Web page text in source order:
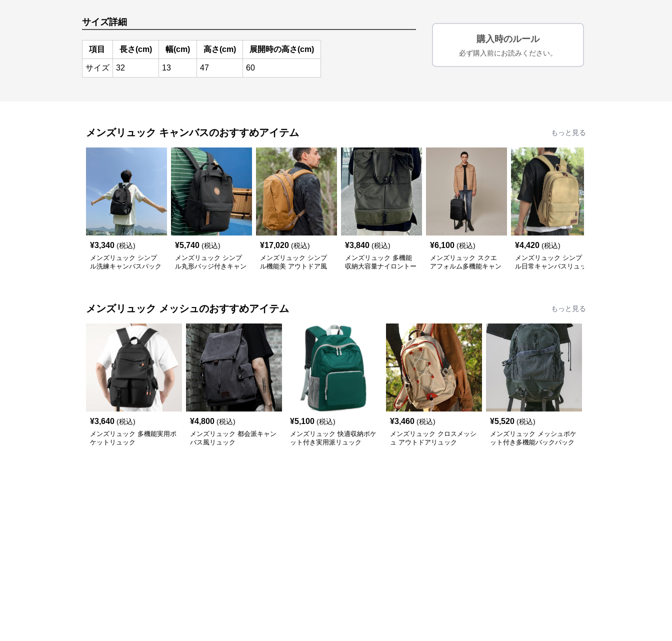
サイズ詳細
項目 長さ(cm) 幅(cm) 高さ(cm) 展開時の高さ(cm)
サイズ 32 13 47 60
購入時のルール
必ず購入前にお読みください。
メンズリュック キャンバスのおすすめアイテム もっと見る
¥3,340 (税込)
メンズリュック シンプ
ル洗練キャンバスバック
¥5,740 (税込)
メンズリュック シンプ
ル丸形バッジ付きキャン
¥17,020 (税込)
メンズリュック シンプ
ル機能美 アウトドア風
¥3,840 (税込)
メンズリュック 多機能
収納大容量ナイロントー
¥6,100 (税込)
メンズリュック スクエ
アフォルム多機能キャン
¥4,420 (税込)
メンズリュック シンプ
ル日常キャンバスリュッ
メンズリュック メッシュのおすすめアイテム もっと見る
¥3,640 (税込)
メンズリュック 多機能実用ポ
ケットリュック
¥4,800 (税込)
メンズリュック 都会派キャン
バス風リュック
¥5,100 (税込)
メンズリュック 快適収納ポケ
ット付き実用派リュック
¥3,460 (税込)
メンズリュック クロスメッシ
ュ アウトドアリュック
¥5,520 (税込)
メンズリュック メッシュポケ
ット付き多機能バックパック